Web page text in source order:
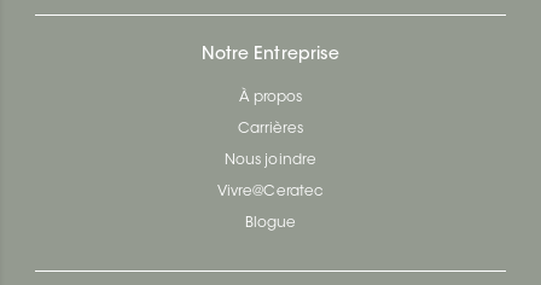
Notre Entreprise
À propos
Carrières
Nous joindre
Vivre@Ceratec
Blogue